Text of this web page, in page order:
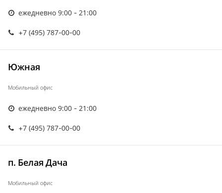
ежедневно 9:00 - 21:00
+7 (495) 787-00-00
Южная
Мобильный офис
ежедневно 9:00 - 21:00
+7 (495) 787-00-00
п. Белая Дача
Мобильный офис